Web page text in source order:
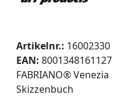
Artikelnr.: 16002330
EAN: 8001348161127
FABRIANO® Venezia
Skizzenbuch